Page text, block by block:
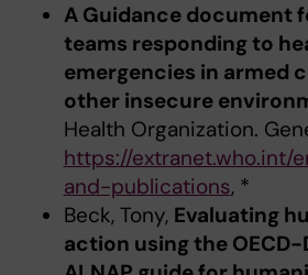
A Guidance document
teams responding to
emergencies in armed
other insecure
Health Organization.
https://extranet.who.int/
and-publications, *
Beck, Tony, Evaluating
action using the